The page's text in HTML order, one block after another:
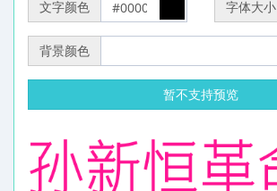
文字颜色 字体大小
背景颜色
暂不支持预览